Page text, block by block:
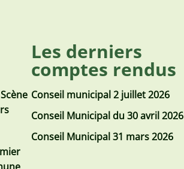
Les derniers
comptes rendus
Conseil municipal 2 juillet 2026
Conseil Municipal du 30 avril 2026
Conseil Municipal 31 mars 2026